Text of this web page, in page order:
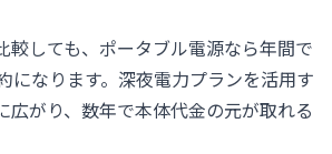
較しても、ポータブル電源なら年間で
になります。深夜電力プランを活用す
広がり、数年で本体代金の元が取れる